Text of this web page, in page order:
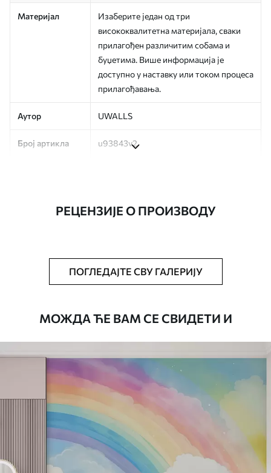
Материјал
Изаберите један од три
висококвалитетна материјала, сваки
прилагођен различитим собама и
буџетима. Више информација је
доступно у наставку или током процеса
прилагођавања.
Аутор UWALLS
Број артикла u93843v2
Тапета се може нежно очистити меким
сунђером. Позадине са завршном
водом.
Доступни материјали
Standard
27.00
Premium
РЕЦЕНЗИЈЕ О ПРОИЗВОДУ
ПОГЛЕДАЈТЕ СВУ ГАЛЕРИЈУ
МОЖДА ЋЕ ВАМ СЕ СВИДЕТИ И